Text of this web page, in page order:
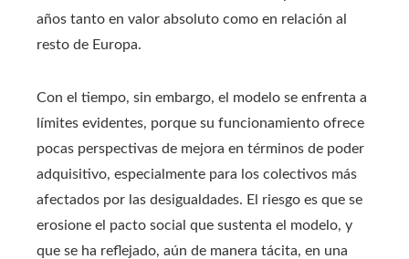
años tanto en valor absoluto como en relación al
resto de Europa.
Con el tiempo, sin embargo, el modelo se enfrenta a
límites evidentes, porque su funcionamiento ofrece
pocas perspectivas de mejora en términos de poder
adquisitivo, especialmente para los colectivos más
afectados por las desigualdades. El riesgo es que se
erosione el pacto social que sustenta el modelo, y
que se ha reflejado, aún de manera tácita, en una